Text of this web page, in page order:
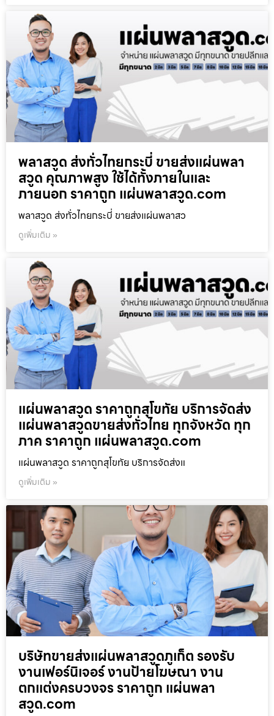
พลาสวูด ส่งทั่วไทยกระบี่ ขายส่งแผ่นพลา
สวูด คุณภาพสูง ใช้ได้ทั้งภายในและ
ภายนอก ราคาถูก แผ่นพลาสวูด.com
พลาสวูด ส่งทั่วไทยกระบี่ ขายส่งแผ่นพลาสว
ดูเพิ่มเติม »
แผ่นพลาสวูด ราคาถูกสุโขทัย บริการจัดส่ง
แผ่นพลาสวูดขายส่งทั่วไทย ทุกจังหวัด ทุก
ภาค ราคาถูก แผ่นพลาสวูด.com
แผ่นพลาสวูด ราคาถูกสุโขทัย บริการจัดส่งแ
ดูเพิ่มเติม »
บริษัทขายส่งแผ่นพลาสวูดภูเก็ต รองรับ
งานเฟอร์นิเจอร์ งานป้ายโฆษณา งาน
ตกแต่งครบวงจร ราคาถูก แผ่นพลา
สวูด.com